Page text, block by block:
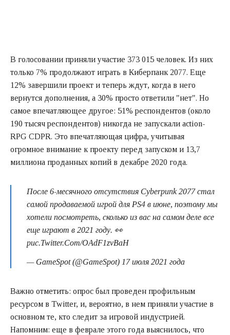
В голосовании приняли участие 373 015 человек. Из них
только 7% продолжают играть в Киберпанк 2077. Еще
12% завершили проект и теперь ждут, когда в него
вернутся дополнения, а 30% просто ответили "нет". Но
самое впечатляющее другое: 51% респондентов (около
190 тысяч респондентов) никогда не запускали action-
RPG CDPR. Это впечатляющая цифра, учитывая
огромное внимание к проекту перед запуском и 13,7
миллиона проданных копий в декабре 2020 года.
После 6-месячного отсутствия Cyberpunk 2077 стал
самой продаваемой игрой для PS4 в июне, поэтому мы
хотели посмотреть, сколько из вас на самом деле все
еще играют в 2021 году. 👀
рис.Twitter.Com/OAdF1zvBaH
— GameSpot (@GameSpot) 17 июля 2021 года
Важно отметить: опрос был проведен профильным
ресурсом в Twitter, и, вероятно, в нем приняли участие в
основном те, кто следит за игровой индустрией.
Напомним: еще в феврале этого года выяснилось, что